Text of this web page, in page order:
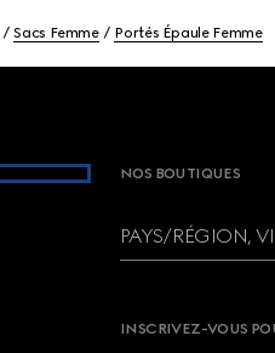
Sacs Femme Portés Épaule Femme
NOS BOUTIQUES
PAYS/RÉGION,
INSCRIVEZ-VOUS